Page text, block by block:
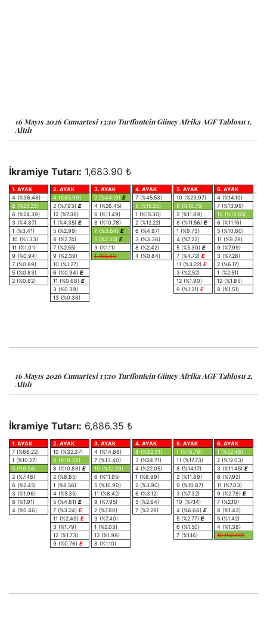
16 Mayıs 2026 Cumartesi 13:10 Turffontein Güney Afrika AGF Tablosu 1.
Altılı
İkramiye Tutarı: 1,683.90 ₺
1. AYAK
4 (%36.48)
8 (%25.23)
6 (%24.39)
3 (%4.87)
1 (%3.41)
10 (%1.33)
11 (%1.01)
9 (%0.94)
7 (%0.89)
5 (%0.83)
2 (%0.62)
2. AYAK
4 (%65.99)
2 (%7.93) E
12 (%7.39)
1 (%4.35) E
5 (%2.99)
8 (%2.74)
7 (%2.55)
9 (%2.39)
10 (%1.27)
6 (%0.94) E
11 (%0.68) E
3 (%0.39)
13 (%0.38)
3. AYAK
2 (%44.19) E
4 (%26.45)
6 (%11.49)
8 (%10.78)
7 (%3.64) E
5 (%2.35) E
3 (%1.11)
1 (%0.01)
4. AYAK
7 (%45.53)
5 (%15.35)
1 (%15.30)
2 (%12.22)
6 (%4.97)
3 (%3.36)
8 (%2.42)
4 (%0.84)
5. AYAK
10 (%23.97)
6 (%16.75)
2 (%11.89)
8 (%11.56) E
1 (%9.73)
4 (%7.22)
5 (%5.30) E
7 (%4.72) E
11 (%3.22) E
3 (%2.52)
12 (%1.90)
9 (%1.21) E
6. AYAK
4 (%14.10)
7 (%13.99)
10 (%13.55)
6 (%11.16)
5 (%10.60)
11 (%9.29)
9 (%7.99)
3 (%7.28)
2 (%6.17)
1 (%2.51)
12 (%1.85)
8 (%1.51)
16 Mayıs 2026 Cumartesi 13:10 Turffontein Güney Afrika AGF Tablosu 2.
Altılı
İkramiye Tutarı: 6,886.35 ₺
1. AYAK
7 (%66.22)
1 (%10.27)
5 (%9.24)
2 (%7.48)
6 (%2.45)
3 (%1.96)
8 (%1.91)
4 (%0.46)
2. AYAK
10 (%32.37)
6 (%19.38)
8 (%10.88) E
2 (%8.85)
1 (%8.56)
4 (%5.35)
5 (%4.61) E
7 (%3.24) E
11 (%2.49) E
3 (%1.79)
12 (%1.73)
9 (%0.76) E
3. AYAK
4 (%14.66)
7 (%13.40)
10 (%12.39)
6 (%11.95)
5 (%10.90)
11 (%8.42)
9 (%7.95)
2 (%7.80)
3 (%7.40)
1 (%2.03)
12 (%1.98)
8 (%1.10)
4. AYAK
8 (%32.31)
3 (%24.71)
4 (%22.05)
1 (%8.99)
2 (%3.90)
6 (%3.12)
5 (%2.64)
7 (%2.29)
5. AYAK
1 (%18.79)
11 (%17.73)
8 (%14.17)
2 (%11.89)
9 (%10.87)
3 (%7.32)
10 (%7.14)
4 (%6.66) E
5 (%2.77) E
6 (%1.50)
7 (%1.16)
6. AYAK
1 (%52.46)
2 (%12.03)
3 (%11.45) E
6 (%7.92)
11 (%7.03)
9 (%2.78) E
7 (%2.10)
8 (%1.43)
5 (%1.42)
4 (%1.38)
10 (%0.00)